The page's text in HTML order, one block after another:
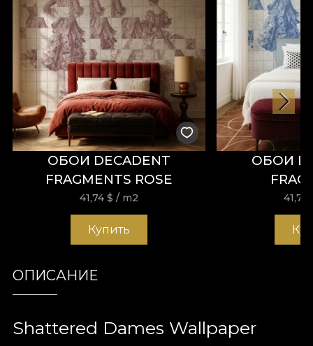
ОБОИ DECADENT
FRAGMENTS ROSE
41,74$ / m2
Купить
ОБОИ
41,74
ОПИСАНИЕ
Shattered Dames Wallpaper